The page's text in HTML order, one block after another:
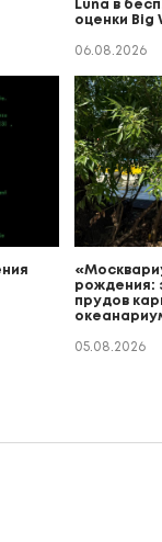
Luna в
оценки Big
06.08.2026
рождения:
прудов
05.08.2026